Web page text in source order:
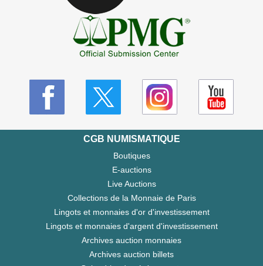
CGB NUMISMATIQUE
Boutiques
E-auctions
Live Auctions
Collections de la Monnaie de Paris
Lingots et monnaies d'or d'investissement
Lingots et monnaies d'argent d'investissement
Archives auction monnaies
Archives auction billets